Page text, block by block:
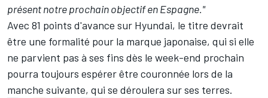
présent notre prochain objectif en Espagne."
Avec 81 points d'avance sur Hyundai, le titre devrait
être une formalité pour la marque japonaise, qui si elle
ne parvient pas à ses fins dès le week-end prochain
pourra toujours espérer être couronnée lors de la
manche suivante, qui se déroulera sur ses terres.